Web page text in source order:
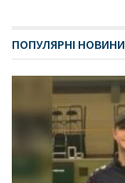
ПОПУЛЯРНІ НОВИНИ